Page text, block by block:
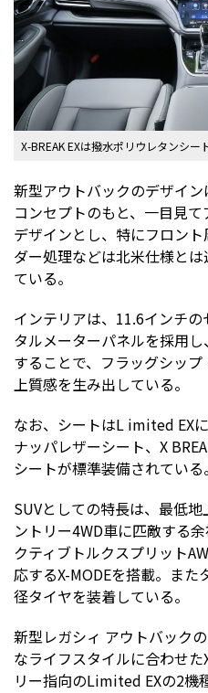
X-BREAK EXは撥水ポリウレタンシー
新型アウトバックのデザイ
コンセプトのもと、一目見
デザインとし、特にフロン
ダー処理などは北米仕様と
ている。
インテリアは、11.6インチ
タルメーターパネルを採用
することで、フラッグシッ
上質感を生み出している。
なお、シートはL imited EX
ナッパレザーシート、X
シートが標準装備されている。
SUVとしての特長は、最低
ントリー4WD車に匹敵する
クティブトルクスプリット
応するX-MODEを搭載。ま
径タイヤを装着している。
新型レガシィ アウトバック
なライフスタイルに合わせた
リー指向のLimited EXの2機